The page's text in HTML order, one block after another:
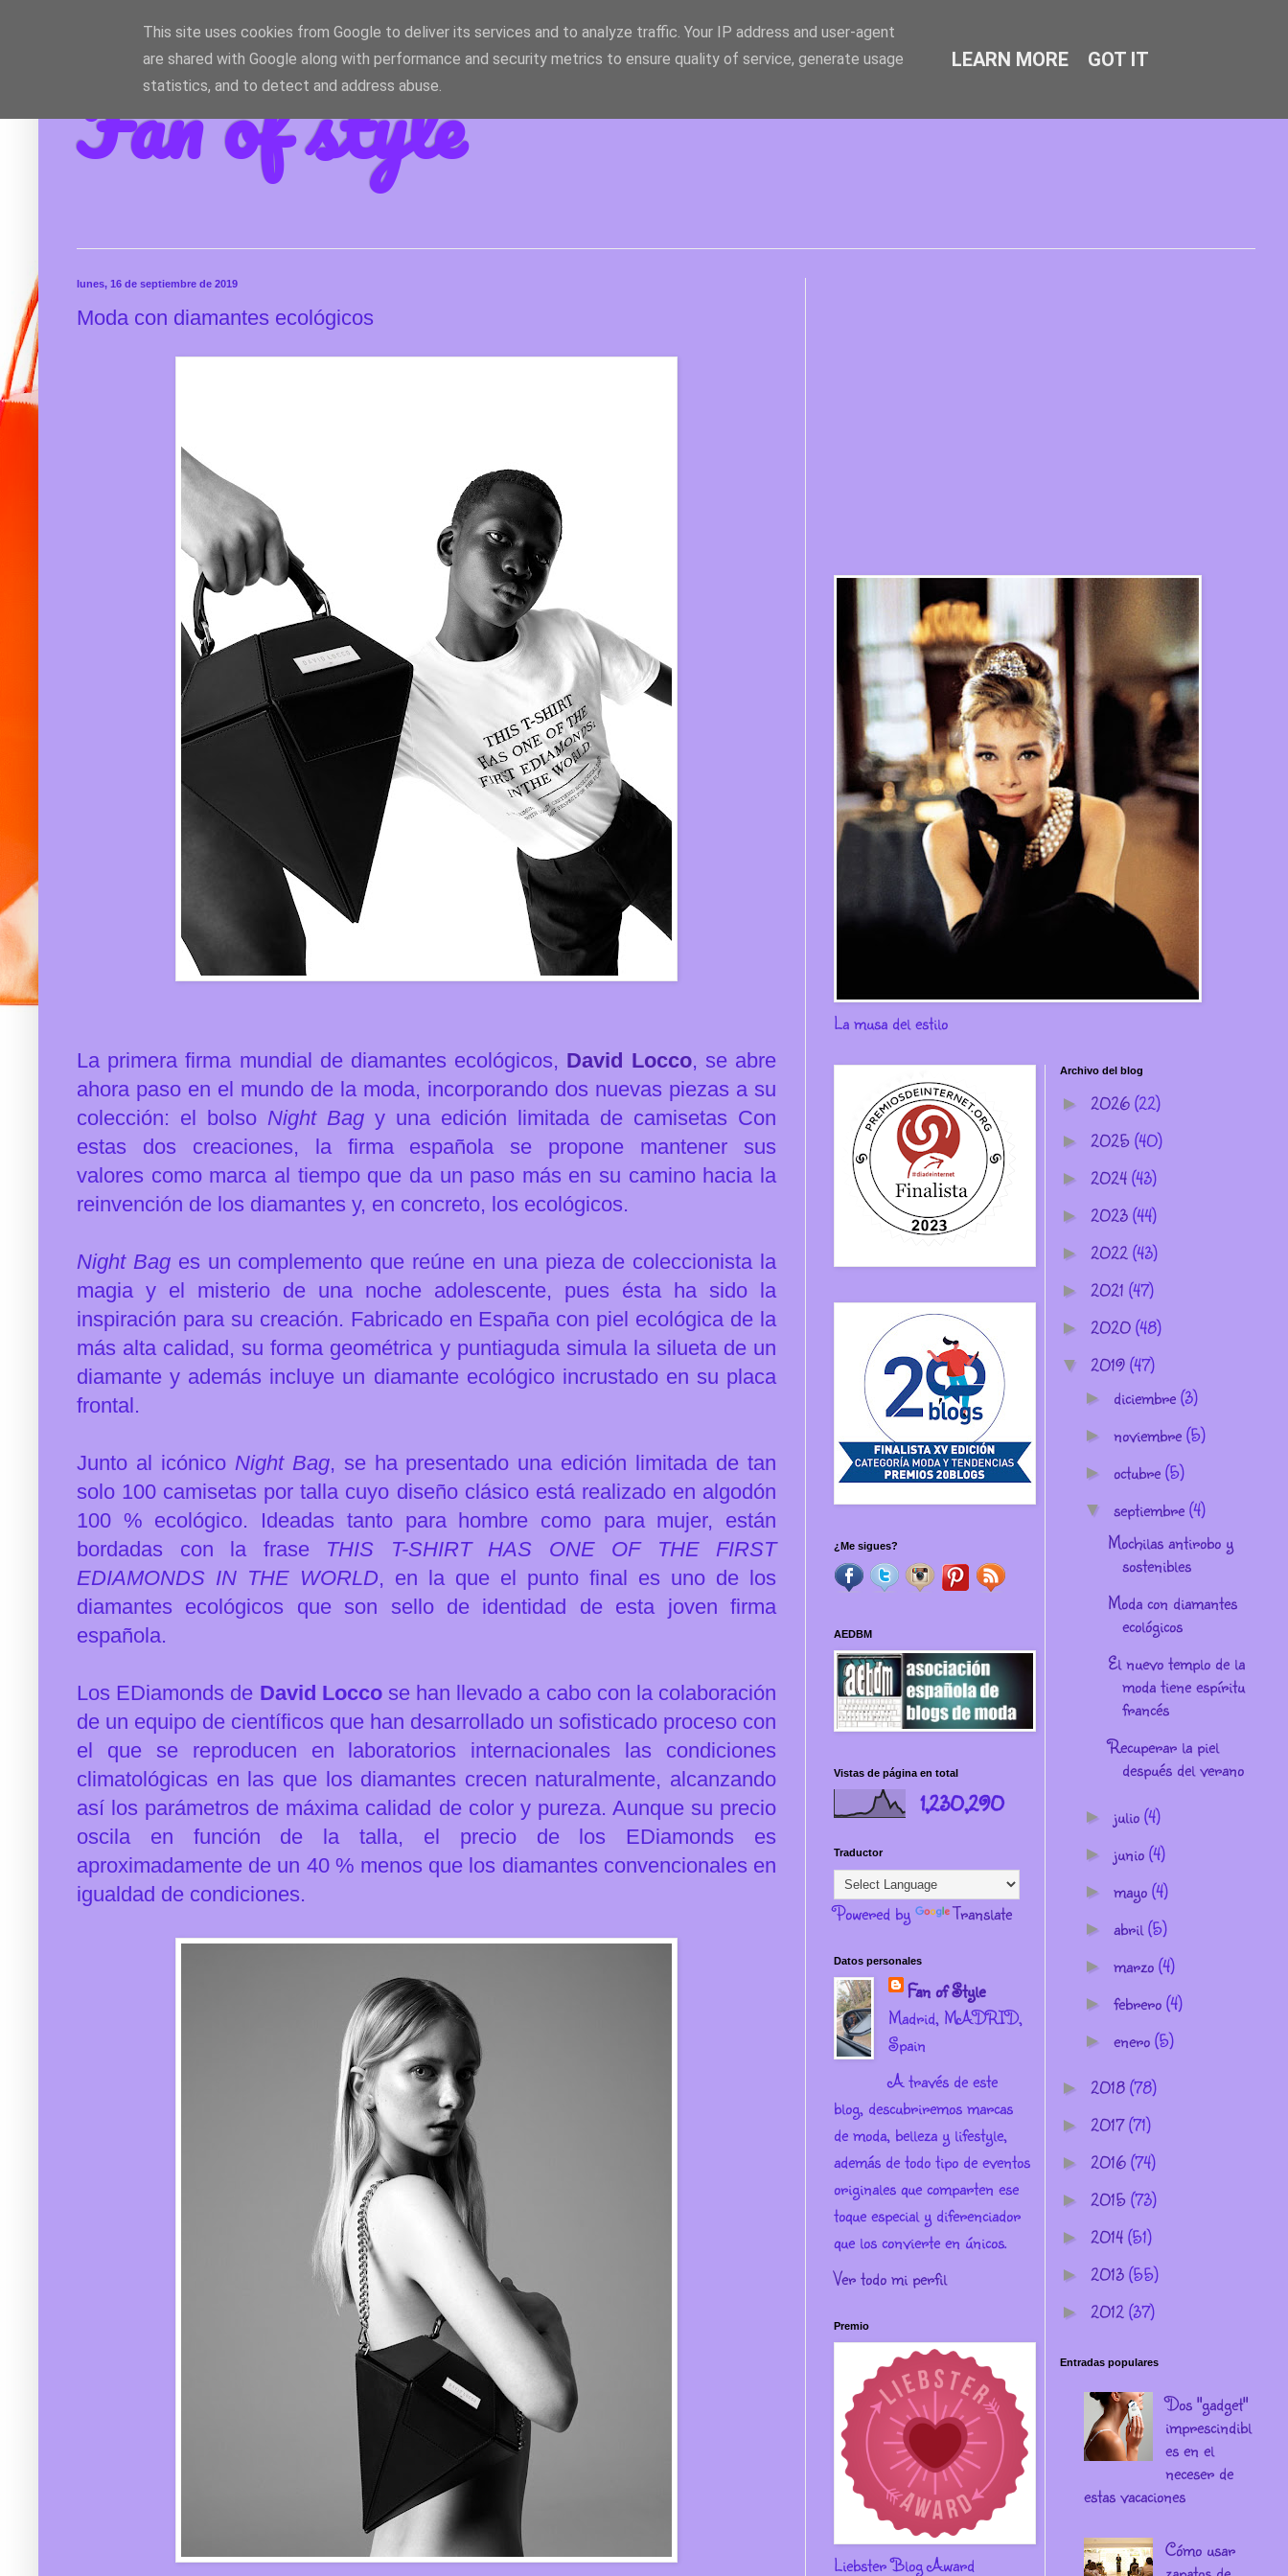
Fan of style
lunes, 16 de septiembre de 2019
Moda con diamantes ecológicos
La primera firma mundial de diamantes ecológicos, David Locco, se abre
ahora paso en el mundo de la moda, incorporando dos nuevas piezas a su
colección: el bolso Night Bag y una edición limitada de camisetas Con
estas dos creaciones, la firma española se propone mantener sus
valores como marca al tiempo que da un paso más en su camino hacia la
reinvención de los diamantes y, en concreto, los ecológicos.
Night Bages un complemento que reúne en una pieza de coleccionista la
magia y el misterio de una noche adolescente, pues ésta ha sido la
inspiración para su creación. Fabricado en España con piel ecológica de la
más alta calidad, su forma geométrica y puntiaguda simula la silueta de un
diamante y además incluye un diamante ecológico incrustado en su placa
frontal.
Junto al icónico Night Bag, se ha presentado una edición limitada de tan
solo 100 camisetas por talla cuyo diseño clásico está realizado en algodón
100 % ecológico. Ideadas tanto para hombre como para mujer, están
bordadas con la frase THIS T-SHIRT HAS ONE OF THE FIRST
EDIAMONDS IN THE WORLD, en la que el punto final es uno de los
diamantes ecológicos que son sello de identidad de esta joven firma
española.
Los EDiamonds de David Loccose han llevado a cabo con lacolaboración
de un equipo de científicos que han desarrollado un sofisticado proceso con
el que se reproducen en laboratorios internacionales las condiciones
climatológicas en las que los diamantes crecen naturalmente, alcanzando
así los parámetros de máxima calidad de color y pureza. Aunque su precio
oscila en función de la talla, el precio de los EDiamonds es
aproximadamente de un 40 % menos que los diamantes convencionales en
igualdad de condiciones.
La musa del estilo
¿Me sigues?
AEDBM
Vistas de página en total
1,230,290
Traductor
Powered by Translate
Datos personales
Fan of Style
Madrid, MADRID,
Spain
A través de este
blog, descubriremos marcas
de moda, belleza y lifestyle,
además de todo tipo de eventos
originales que comparten ese
toque especial y diferenciador
que los convierte en únicos.
Ver todo mi perfil
Premio
Liebster Blog Award
Archivo del blog
► 2026(22)
► 2025(40)
► 2024(43)
► 2023(44)
► 2022(43)
► 2021 (47)
► 2020(48)
▼ 2019(47)
► diciembre(3)
► noviembre(5)
► octubre(5)
▼ septiembre(4)
Mochilas antirobo y
sostenibles
Moda con diamantes
ecológicos
El nuevo templo de la
moda tiene espíritu
francés
Recuperar la piel
después del verano
► julio(4)
► junio(4)
► mayo(4)
► abril(5)
► marzo(4)
► febrero(4)
► enero(5)
► 2018(78)
► 2017(71)
► 2016(74)
► 2015(73)
► 2014(51)
► 2013(55)
► 2012(37)
Entradas populares
Dos "gadget"
imprescindibl
es en el
neceser de
estas vacaciones
Cómo usar
This site uses cookies from Google to deliver its services and to analyze traffic. Your IP address and user-agent
are shared with Google along with performance and security metrics to ensure quality of service, generate usage
statistics, and to detect and address abuse.
LEARN MORE GOT IT